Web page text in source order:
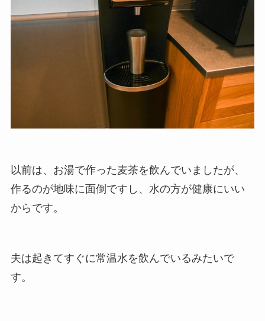
以前は、お湯で作った麦茶を飲んでいましたが、
作るのが地味に面倒ですし、水の方が健康にいい
からです。
夫は起きてすぐに常温水を飲んでいるみたいで
す。